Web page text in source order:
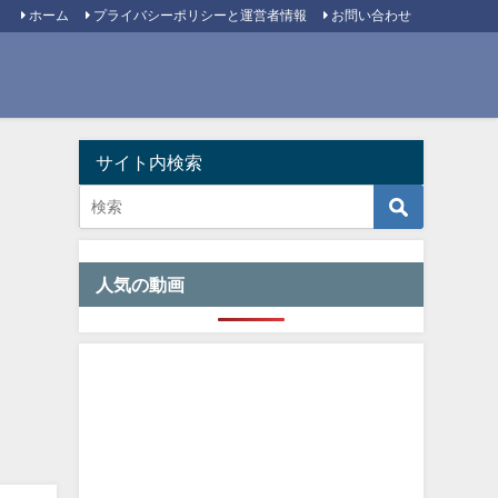
ホーム プライバシーポリシーと運営者情報 お問い合わせ
サイト内検索
人気の動画